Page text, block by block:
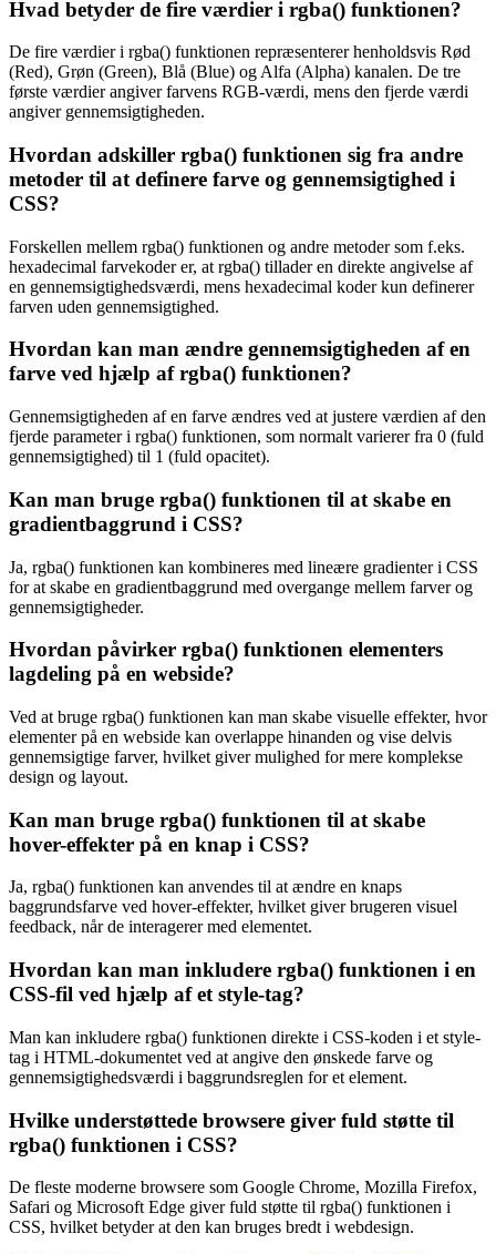
Hvad betyder de fire værdier i rgba() funktionen?
De fire værdier i rgba() funktionen repræsenterer henholdsvis Rød
(Red), Grøn (Green), Blå (Blue) og Alfa (Alpha) kanalen. De tre
første værdier angiver farvens RGB-værdi, mens den fjerde værdi
angiver gennemsigtigheden.
Hvordan adskiller rgba() funktionen sig fra andre
metoder til at definere farve og gennemsigtighed i
CSS?
Forskellen mellem rgba() funktionen og andre metoder som f.eks.
hexadecimal farvekoder er, at rgba() tillader en direkte angivelse af
en gennemsigtighedsværdi, mens hexadecimal koder kun definerer
farven uden gennemsigtighed.
Hvordan kan man ændre gennemsigtigheden af en
farve ved hjælp af rgba() funktionen?
Gennemsigtigheden af en farve ændres ved at justere værdien af den
fjerde parameter i rgba() funktionen, som normalt varierer fra 0 (fuld
gennemsigtighed) til 1 (fuld opacitet).
Kan man bruge rgba() funktionen til at skabe en
gradientbaggrund i CSS?
Ja, rgba() funktionen kan kombineres med lineære gradienter i CSS
for at skabe en gradientbaggrund med overgange mellem farver og
gennemsigtigheder.
Hvordan påvirker rgba() funktionen elementers
lagdeling på en webside?
Ved at bruge rgba() funktionen kan man skabe visuelle effekter, hvor
elementer på en webside kan overlappe hinanden og vise delvis
gennemsigtige farver, hvilket giver mulighed for mere komplekse
design og layout.
Kan man bruge rgba() funktionen til at skabe
hover-effekter på en knap i CSS?
Ja, rgba() funktionen kan anvendes til at ændre en knaps
baggrundsfarve ved hover-effekter, hvilket giver brugeren visuel
feedback, når de interagerer med elementet.
Hvordan kan man inkludere rgba() funktionen i en
CSS-fil ved hjælp af et style-tag?
Man kan inkludere rgba() funktionen direkte i CSS-koden i et style-
tag i HTML-dokumentet ved at angive den ønskede farve og
gennemsigtighedsværdi i baggrundsreglen for et element.
Hvilke understøttede browsere giver fuld støtte til
rgba() funktionen i CSS?
De fleste moderne browsere som Google Chrome, Mozilla Firefox,
Safari og Microsoft Edge giver fuld støtte til rgba() funktionen i
CSS, hvilket betyder at den kan bruges bredt i webdesign.